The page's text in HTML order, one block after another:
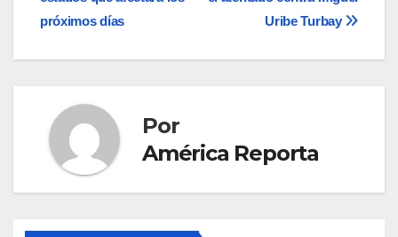
de
entradas
Uribe Turbay
próximos días
Por
América Reporta